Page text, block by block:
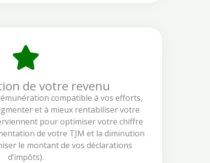
de votre revenu
compatible à vos efforts,
et à mieux rentabiliser votre
pour optimiser votre chiffre
de votre TJM et la diminution
le montant de vos déclarations
d’impôts).